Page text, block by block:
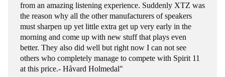
from an amazing listening experience. Suddenly XTZ was
the reason why all the other manufacturers of speakers
must sharpen up yet little extra get up very early in the
morning and come up with new stuff that plays even
better. They also did well but right now I can not see
others who completely manage to compete with Spirit 11
at this price.- Håvard Holmedal"